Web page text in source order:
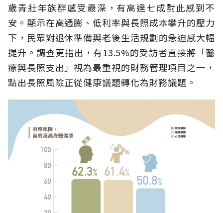
歲青壯年族群感受最深，有高達七成對此感到不
安。顯示在高通膨、低利率與長照成本攀升的壓力
下，民眾對退休準備與老後生活規劃的急迫感大幅
提升。調查更指出，有13.5%的受訪者直接將「醫
療與長照支出」視為最重視的財務管理項目之一，
點出長照風險正從健康議題轉化為財務議題。